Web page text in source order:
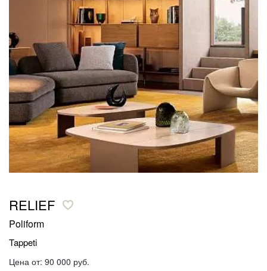
RELIEF
Poliform
Tappeti
Цена от: 90 000 руб.